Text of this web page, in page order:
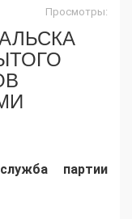
Просмотры:
партии